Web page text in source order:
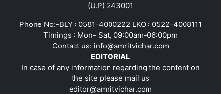
(U.P) 243001
Phone No:-BLY : 0581-4000222 LKO : 0522-4008111
Timings : Mon- Sat, 09:00am-06:00pm
Contact us: info@amritvichar.com
EDITORIAL
In case of any information regarding the content on
the site please mail us
editor@amritvichar.com